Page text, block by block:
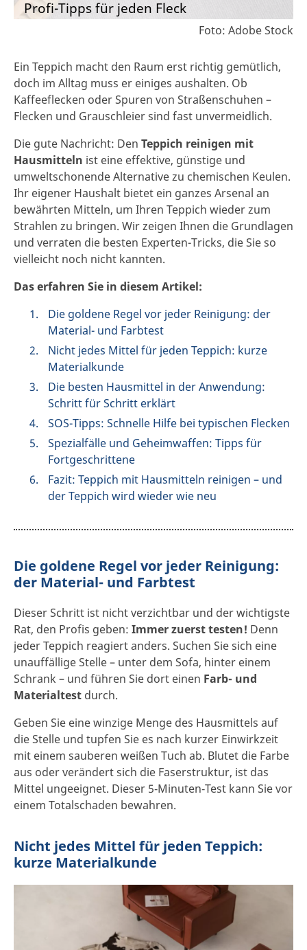
Profi-Tipps für jeden Fleck
Foto: Adobe Stock
Ein Teppich macht den Raum erst richtig gemütlich,
doch im Alltag muss er einiges aushalten. Ob
Kaffeeflecken oder Spuren von Straßenschuhen –
Flecken und Grauschleier sind fast unvermeidlich.
Die gute Nachricht: Den Teppich reinigen mit
Hausmitteln ist eine effektive, günstige und
umweltschonende Alternative zu chemischen Keulen.
Ihr eigener Haushalt bietet ein ganzes Arsenal an
bewährten Mitteln, um Ihren Teppich wieder zum
Strahlen zu bringen. Wir zeigen Ihnen die Grundlagen
und verraten die besten Experten-Tricks, die Sie so
vielleicht noch nicht kannten.
Das erfahren Sie in diesem Artikel:
Die goldene Regel vor jeder Reinigung: der
Material- und Farbtest
Nicht jedes Mittel für jeden Teppich: kurze
Materialkunde
Die besten Hausmittel in der Anwendung:
Schritt für Schritt erklärt
SOS-Tipps: Schnelle Hilfe bei typischen Flecken
Spezialfälle und Geheimwaffen: Tipps für
Fortgeschrittene
Fazit: Teppich mit Hausmitteln reinigen – und
der Teppich wird wieder wie neu
Die goldene Regel vor jeder Reinigung:
der Material- und Farbtest
Dieser Schritt ist nicht verzichtbar und der wichtigste
Rat, den Profis geben: Immer zuerst testen! Denn
jeder Teppich reagiert anders. Suchen Sie sich eine
unauffällige Stelle – unter dem Sofa, hinter einem
Schrank – und führen Sie dort einen Farb- und
Materialtest durch.
Geben Sie eine winzige Menge des Hausmittels auf
die Stelle und tupfen Sie es nach kurzer Einwirkzeit
mit einem sauberen weißen Tuch ab. Blutet die Farbe
aus oder verändert sich die Faserstruktur, ist das
Mittel ungeeignet. Dieser 5‑Minuten‑Test kann Sie vor
einem Totalschaden bewahren.
Nicht jedes Mittel für jeden Teppich:
kurze Materialkunde